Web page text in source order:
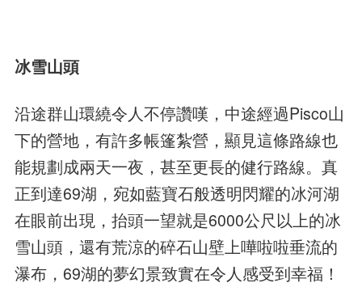
冰雪山頭
沿途群山環繞令人不停讚嘆，中途經過Pisco山
下的營地，有許多帳篷紮營，顯見這條路線也
能規劃成兩天一夜，甚至更長的健行路線。真
正到達69湖，宛如藍寶石般透明閃耀的冰河湖
在眼前出現，抬頭一望就是6000公尺以上的冰
雪山頭，還有荒涼的碎石山壁上嘩啦啦垂流的
瀑布，69湖的夢幻景致實在令人感受到幸福！